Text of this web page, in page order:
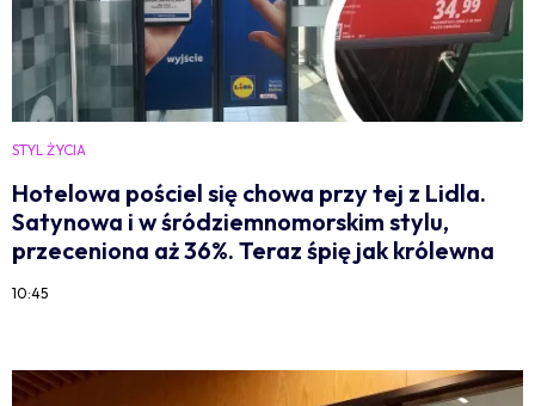
STYL ŻYCIA
Hotelowa pościel się chowa przy tej z Lidla.
Satynowa i w śródziemnomorskim stylu,
przeceniona aż 36%. Teraz śpię jak królewna
10:45